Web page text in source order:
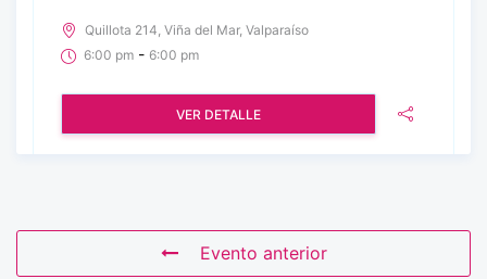
Quillota 214, Viña del Mar, Valparaíso
6:00 pm - 6:00 pm
VER DETALLE
Evento anterior